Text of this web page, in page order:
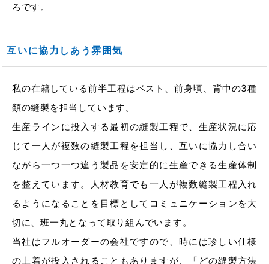
ろです。
互いに協力しあう雰囲気
私の在籍している前半工程はベスト、前身頃、背中の3種
類の縫製を担当しています。
生産ラインに投入する最初の縫製工程で、生産状況に応
じて一人が複数の縫製工程を担当し、互いに協力し合い
ながら一つ一つ違う製品を安定的に生産できる生産体制
を整えています。人材教育でも一人が複数縫製工程入れ
るようになることを目標としてコミュニケーションを大
切に、班一丸となって取り組んでいます。
当社はフルオーダーの会社ですので、時には珍しい仕様
の上着が投入されることもありますが、「どの縫製方法